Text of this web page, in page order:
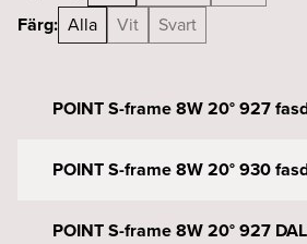
Färg: Alla Vit Svart
POINT S-frame 8W 20° 927
POINT S-frame 8W 20° 930
POINT S-frame 8W 20° 927